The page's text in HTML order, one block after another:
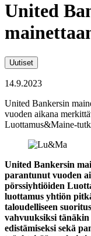
United
Uutiset
14.9.2023
United Bankersin
vuoden aikana
Luottamus&Maine-
United Bankersin
parantunut vuoden
pörssiyhtiöiden
luottamus yhtiön
taloudelliseen
vahvuuksiksi
edistämiseksi sekä